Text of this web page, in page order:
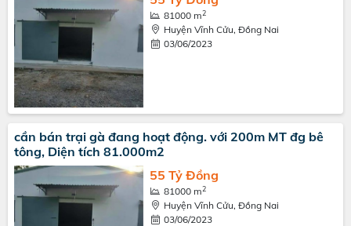
81000 m2
Huyện Vĩnh Cửu, Đồng Nai
03/06/2023
cần bán trại gà đang hoạt động. với 200m MT đg bê
tông, Diện tích 81.000m2
55 Tỷ Đồng
81000 m2
Huyện Vĩnh Cửu, Đồng Nai
03/06/2023